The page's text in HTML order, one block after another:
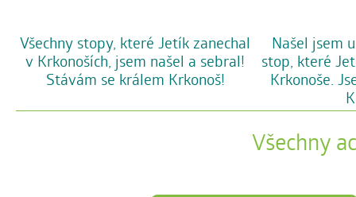
Všechny stopy, které Jetík zanechal
v Krkonoších, jsem našel a sebral!
Stávám se králem Krkonoš!
Našel jsem
stop, které
Krkonoše.
Všechny